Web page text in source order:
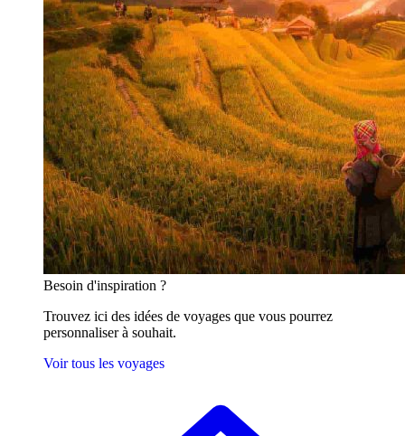
Besoin d'inspiration ?
Trouvez ici des idées de voyages que vous pourrez
personnaliser à souhait.
Voir tous les voyages